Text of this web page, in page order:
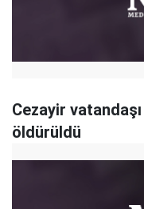
Cezayir
öldürüldü